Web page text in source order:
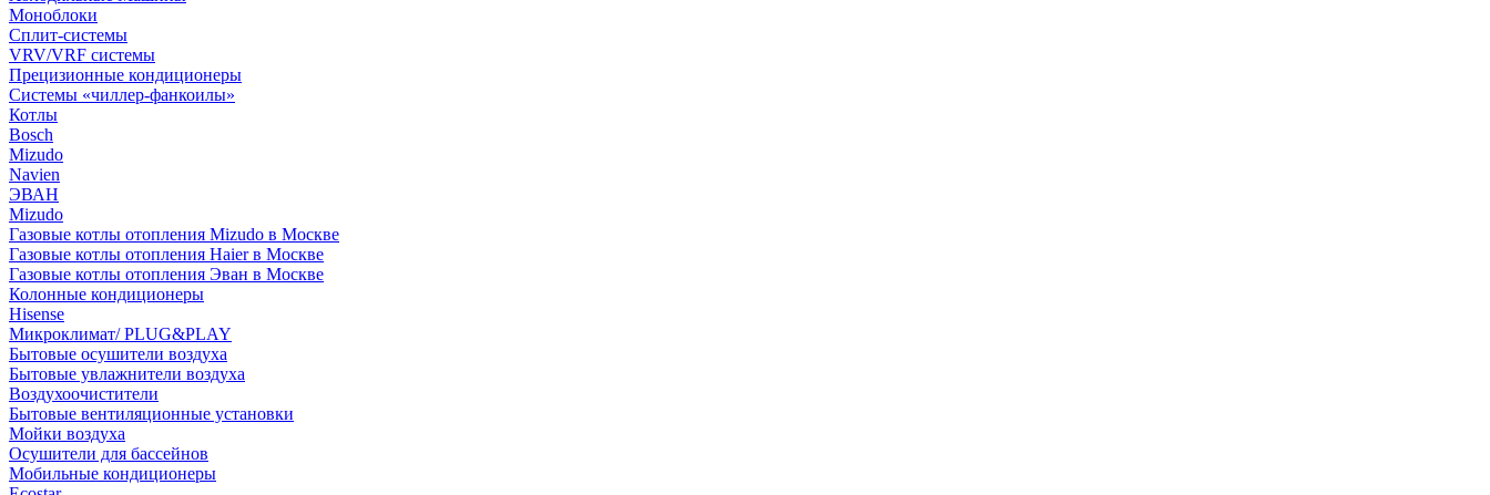
Моноблоки
Сплит-системы
VRV/VRF системы
Прецизионные кондиционеры
Системы «чиллер-фанкоилы»
Котлы
Bosch
Mizudo
Navien
ЭВАН
Mizudo
Газовые котлы отопления Mizudo в Москве
Газовые котлы отопления Haier в Москве
Газовые котлы отопления Эван в Москве
Колонные кондиционеры
Hisense
Микроклимат/ PLUG&PLAY
Бытовые осушители воздуха
Бытовые увлажнители воздуха
Воздухоочистители
Бытовые вентиляционные установки
Мойки воздуха
Осушители для бассейнов
Мобильные кондиционеры